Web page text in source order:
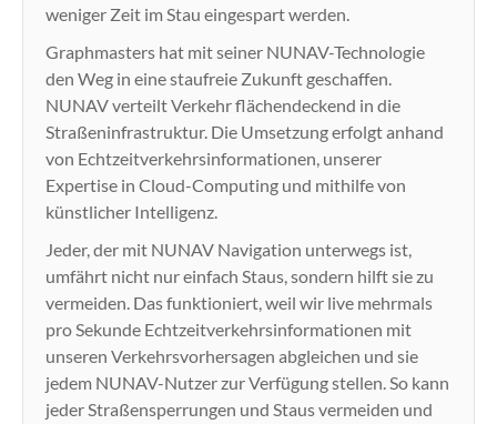
weniger Zeit im Stau eingespart werden.
Graphmasters hat mit seiner NUNAV-Technologie
den Weg in eine staufreie Zukunft geschaffen.
NUNAV verteilt Verkehr flächendeckend in die
Straßeninfrastruktur. Die Umsetzung erfolgt anhand
von Echtzeitverkehrsinformationen, unserer
Expertise in Cloud-Computing und mithilfe von
künstlicher Intelligenz.
Jeder, der mit NUNAV Navigation unterwegs ist,
umfährt nicht nur einfach Staus, sondern hilft sie zu
vermeiden. Das funktioniert, weil wir live mehrmals
pro Sekunde Echtzeitverkehrsinformationen mit
unseren Verkehrsvorhersagen abgleichen und sie
jedem NUNAV-Nutzer zur Verfügung stellen. So kann
jeder Straßensperrungen und Staus vermeiden und